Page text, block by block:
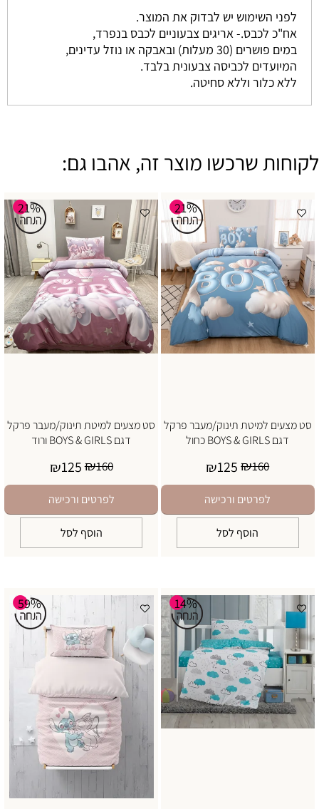
לפני השימוש יש לבדוק את המוצר.
אח"כ לכבס.- אריגים צבעוניים לכבס בנפרד,
במים פושרים (30 מעלות) ובאבקה או נוזל עדינים,
המיועדים לכביסה צבעונית בלבד.
ללא כלור וללא סחיטה.
לקוחות שרכשו מוצר זה, אהבו גם:
21%
סט מצעים למיטת תינוק/מעבר פרקל
דגם BOYS & GIRLS כחול
₪160
₪125
לפרטים ורכישה
הוסף לסל
21%
סט מצעים למיטת תינוק/מעבר פרקל
דגם BOYS & GIRLS ורוד
₪160
₪125
לפרטים ורכישה
הוסף לסל
14%
59%